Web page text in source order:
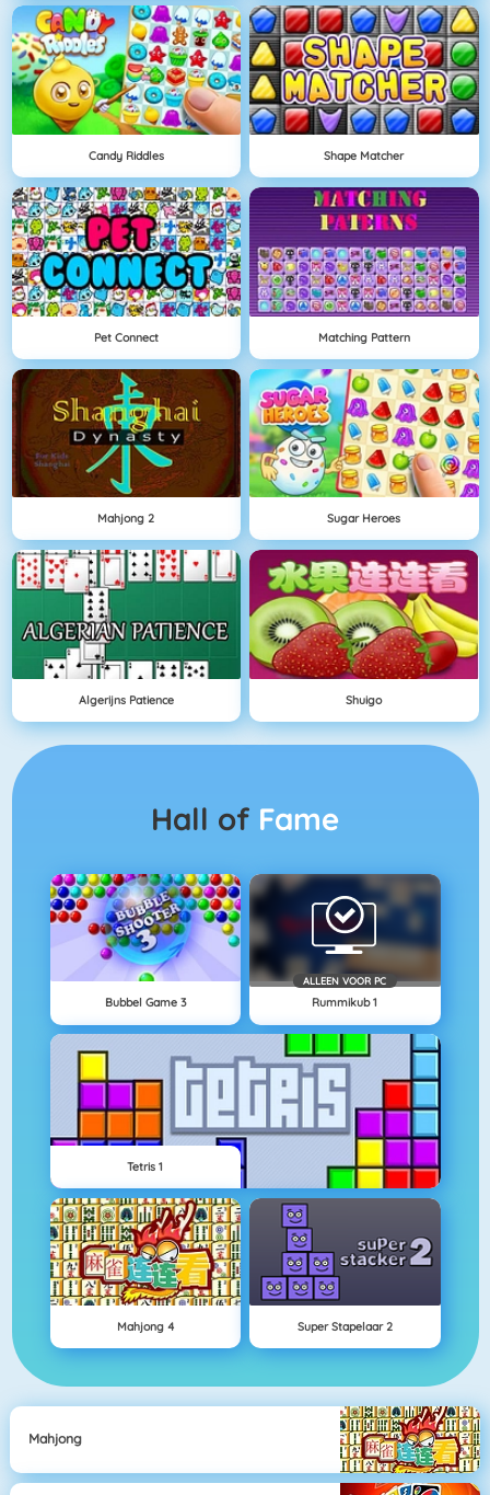
Candy Riddles Shape Matcher
Pet Connect Matching Pattern
Mahjong 2 Sugar Heroes
Algerijns Patience Shuigo
Hall of Fame
Bubbel Game 3
ALLEEN VOOR PC
Rummikub 1
Tetris 1
Mahjong 4 Super Stapelaar 2
Mahjong